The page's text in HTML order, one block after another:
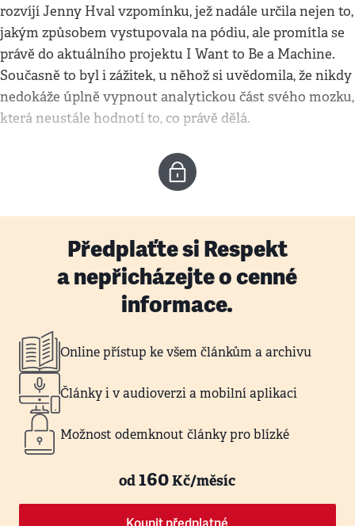
rozvíjí Jenny Hval vzpomínku, jež nadále určila nejen to,
jakým způsobem vystupovala na pódiu, ale promítla se
právě do aktuálního projektu I Want to Be a Machine.
Současně to byl i zážitek, u něhož si uvědomila, že nikdy
nedokáže úplně vypnout analytickou část svého mozku,
která neustále hodnotí to, co právě dělá.
Předplaťte si Respekt
a nepřicházejte o cenné
informace.
Online přístup ke všem článkům a archivu
Články i v audioverzi a mobilní aplikaci
Možnost odemknout články pro blízké
od160Kč/měsíc